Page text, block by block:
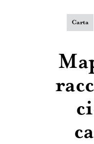
Carta